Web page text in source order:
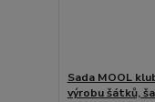
Sada MOOL
výrobu šátků,